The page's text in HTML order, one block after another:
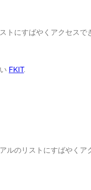
トにすばやくアクセスで
FKIT.
のリストにすばやくア